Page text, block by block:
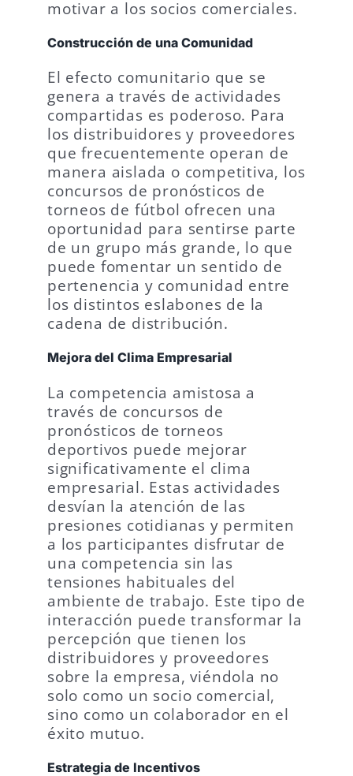
motivar a los socios comerciales.
Construcción de una Comunidad
El efecto comunitario que se
genera a través de actividades
compartidas es poderoso. Para
los distribuidores y proveedores
que frecuentemente operan de
manera aislada o competitiva, los
concursos de pronósticos de
torneos de fútbol ofrecen una
oportunidad para sentirse parte
de un grupo más grande, lo que
puede fomentar un sentido de
pertenencia y comunidad entre
los distintos eslabones de la
cadena de distribución.
Mejora del Clima Empresarial
La competencia amistosa a
través de concursos de
pronósticos de torneos
deportivos puede mejorar
significativamente el clima
empresarial. Estas actividades
desvían la atención de las
presiones cotidianas y permiten
a los participantes disfrutar de
una competencia sin las
tensiones habituales del
ambiente de trabajo. Este tipo de
interacción puede transformar la
percepción que tienen los
distribuidores y proveedores
sobre la empresa, viéndola no
solo como un socio comercial,
sino como un colaborador en el
éxito mutuo.
Estrategia de Incentivos